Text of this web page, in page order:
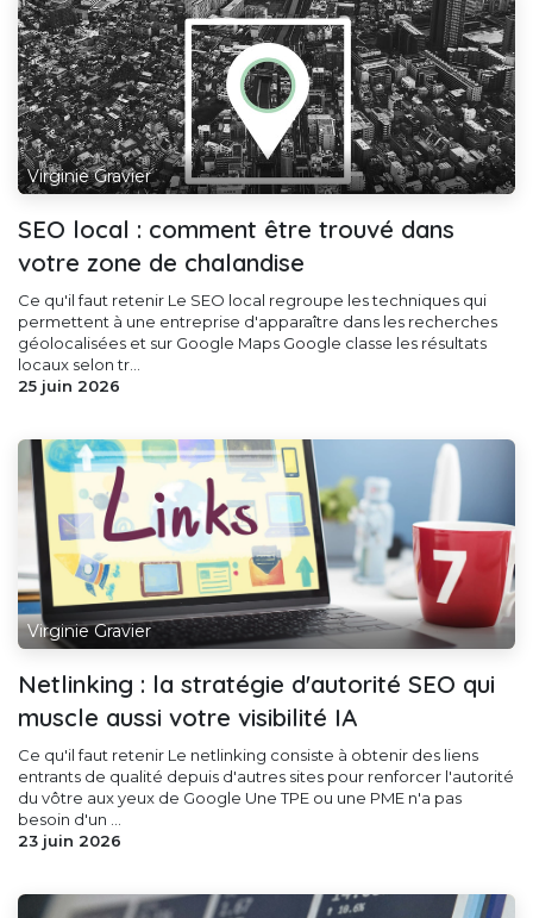
Virginie Gravier
SEO local : comment être trouvé dans
votre zone de chalandise
Ce qu'il faut retenir Le SEO local regroupe les techniques qui
permettent à une entreprise d'apparaître dans les recherches
géolocalisées et sur Google Maps Google classe les résultats
locaux selon tr...
25 juin 2026
Virginie Gravier
Netlinking : la stratégie d'autorité SEO qui
muscle aussi votre visibilité IA
Ce qu'il faut retenir Le netlinking consiste à obtenir des liens
entrants de qualité depuis d'autres sites pour renforcer l'autorité
du vôtre aux yeux de Google Une TPE ou une PME n'a pas
besoin d'un ...
23 juin 2026